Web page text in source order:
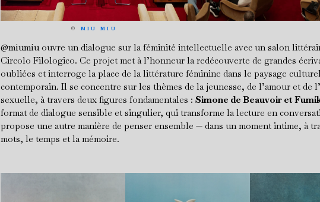
© MIU MIU
@miumiuouvre un dialogue sur la féminité intellectuelle avec un salon
Circolo Filologico. Ce projet met à l’honneur la redécouverte de grandes
oubliées et interroge la place de la littérature féminine dans le paysage
contemporain. Il se concentre sur les thèmes de la jeunesse, de l’amour et de
sexuelle, à travers deux figures fondamentales : Simone de Beauvoir et
format de dialogue sensible et singulier, qui transforme la lecture en
propose une autre manière de penser ensemble — dans un moment intime, à
mots, le temps et la mémoire.